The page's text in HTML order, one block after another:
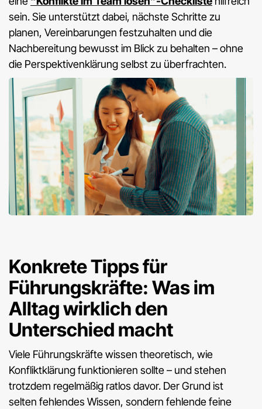
sein. Sie unterstützt dabei, nächste Schritte zu
planen, Vereinbarungen festzuhalten und die
Nachbereitung bewusst im Blick zu behalten – ohne
die Perspektivenklärung selbst zu überfrachten.
Konkrete Tipps für
Führungskräfte: Was im
Alltag wirklich den
Unterschied macht
Viele Führungskräfte wissen theoretisch, wie
Konfliktklärung funktionieren sollte – und stehen
trotzdem regelmäßig ratlos davor. Der Grund ist
selten fehlendes Wissen, sondern fehlende feine